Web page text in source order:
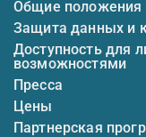
Общие положения
Защита данных и
Доступность для
возможностями
Пресса
Цены
Партнерская